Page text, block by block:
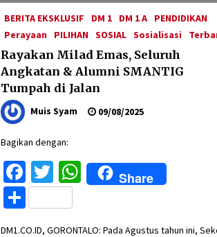
BERITA EKSKLUSIF DM 1 DM 1 A
PENDIDIKAN
Perayaan
PILIHAN SOSIAL Sosialisasi
Rayakan Milad Emas, Seluruh
Angkatan & Alumni SMANTIG
Tumpah di Jalan
Muis Syam 09/08/2025
Bagikan dengan:
Facebook
Twitter
WhatsApp
Share
Share
DM1.CO.ID, GORONTALO: Pada Agustus tahun ini,